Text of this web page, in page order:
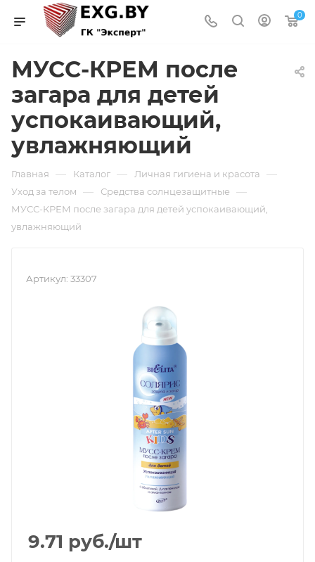
0
МУСС-КРЕМ после
загара для детей
успокаивающий,
увлажняющий
Главная — Каталог — Личная гигиена и красота —
Уход за телом — Средства солнцезащитные —
МУСС-КРЕМ после загара для детей успокаивающий,
увлажняющий
Артикул: 33307
9.71 руб./шт